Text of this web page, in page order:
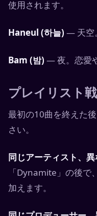
使用されます。
Haneul (하늘) — 天空
Bam (밤) — 夜。恋愛
プレイリスト
最初の10曲を終えた
さい。
同じアーティスト、異
「Dynamite」の後で
加えます。